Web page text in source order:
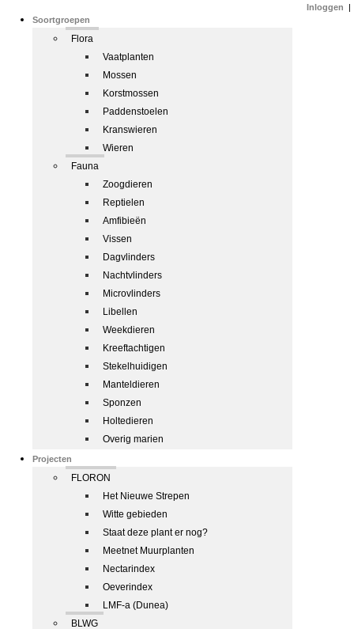
Soortgroepen
Flora
Vaatplanten
Mossen
Korstmossen
Paddenstoelen
Kranswieren
Wieren
Fauna
Zoogdieren
Reptielen
Amfibieën
Vissen
Dagvlinders
Nachtvlinders
Microvlinders
Libellen
Weekdieren
Kreeftachtigen
Stekelhuidigen
Manteldieren
Sponzen
Holtedieren
Overig marien
Projecten
FLORON
Het Nieuwe Strepen
Witte gebieden
Staat deze plant er nog?
Meetnet Muurplanten
Nectarindex
Oeverindex
LMF-a (Dunea)
BLWG
Inloggen |